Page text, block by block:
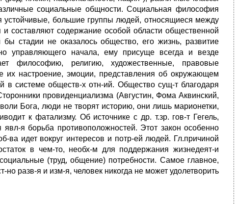
социальные общности. Социальная философия
устойчивые, большие группы людей, относящиеся между
составляют содержание особой области общественной
бы стадии не оказалось общество, его жизнь, развитие
управляющего начала, ему присуще всегда и везде
философию, религию, художественные, правовые
их настроение, эмоции, представления об окружающем
в системе обществ-х отн-ий. Общество сущ-т благодаря
провиденциализма (Августин, Фома Аквинский,
Бога, люди не творят историю, они лишь марионетки,
к фатализму. Об источнике с др. т.зр. гов-т Гегель,
я борьба противоположностей. Этот закон особенно
ва идет вокруг интересов и потр-ей людей. Гл.причиной
в чем-то, необх-м для поддержания жизнедеят-и
(труд, общение) потребности. Самое главное,
разв-я и изм-я, человек никогда не может удолетворить